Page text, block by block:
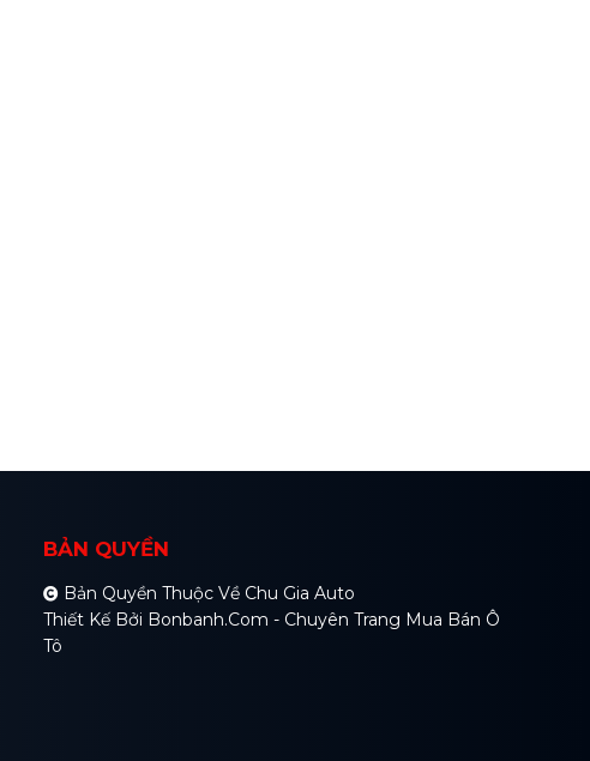
BẢN QUYỀN
Bản Quyền Thuộc Về Chu Gia Auto
Thiết Kế Bởi Bonbanh.com - Chuyên Trang Mua Bán Ô
Tô